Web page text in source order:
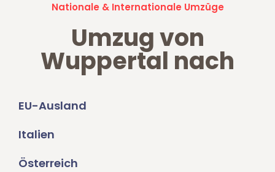
Nationale & Internationale Umzüge
Umzug von
Wuppertal nach
EU-Ausland
Italien
Österreich